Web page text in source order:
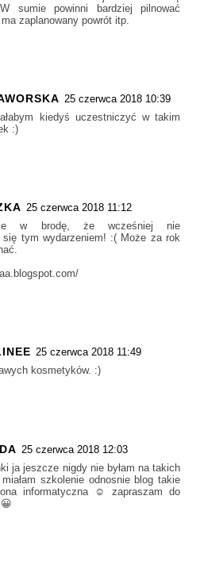
sumie powinni bardziej pilnować
zaplanowany powrót itp.
25 czerwca 2018 10:39
kiedyś uczestniczyć w takim
:)
25 czerwca 2018 11:12
w brodę, że wcześniej nie
się tym wydarzeniem! :( Może za rok
25 czerwca 2018 11:49
kosmetyków. :)
25 czerwca 2018 12:03
ja jeszcze nigdy nie byłam na takich
szkolenie odnosnie blog takie
informatyczna ☺ zapraszam do